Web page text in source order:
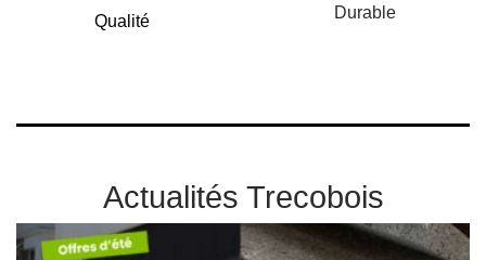
Qualité Durable
Actualités Trecobois